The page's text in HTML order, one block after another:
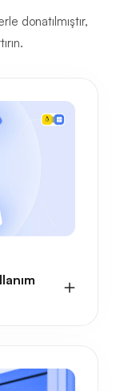
donatılmıştır,